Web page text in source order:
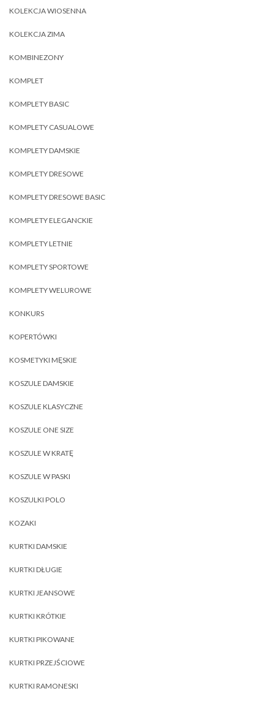
KOLEKCJA WIOSENNA
KOLEKCJA ZIMA
KOMBINEZONY
KOMPLET
KOMPLETY BASIC
KOMPLETY CASUALOWE
KOMPLETY DAMSKIE
KOMPLETY DRESOWE
KOMPLETY DRESOWE BASIC
KOMPLETY ELEGANCKIE
KOMPLETY LETNIE
KOMPLETY SPORTOWE
KOMPLETY WELUROWE
KONKURS
KOPERTÓWKI
KOSMETYKI MĘSKIE
KOSZULE DAMSKIE
KOSZULE KLASYCZNE
KOSZULE ONE SIZE
KOSZULE W KRATĘ
KOSZULE W PASKI
KOSZULKI POLO
KOZAKI
KURTKI DAMSKIE
KURTKI DŁUGIE
KURTKI JEANSOWE
KURTKI KRÓTKIE
KURTKI PIKOWANE
KURTKI PRZEJŚCIOWE
KURTKI RAMONESKI